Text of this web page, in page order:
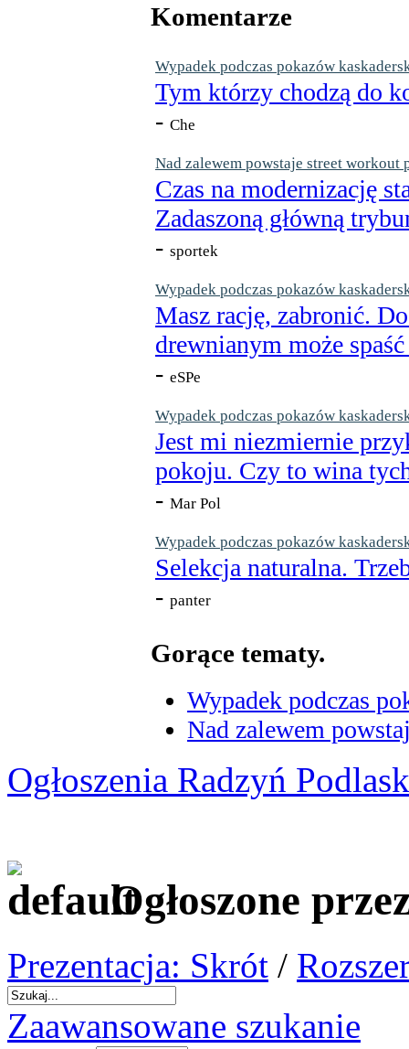
Komentarze
Wypadek podczas pokazów
Tym którzy chodzą do
- Che
Nad zalewem powstaje street workout
Czas na modernizację
Zadaszoną główną
- sportek
Wypadek podczas pokazów
Masz rację, zabronić.
drewnianym może
- eSPe
Wypadek podczas pokazów
Jest mi niezmiernie
pokoju. Czy to wina
- Mar Pol
Wypadek podczas pokazów
Selekcja naturalna.
- panter
Gorące tematy.
Wypadek podczas
Nad zalewem
Ogłoszenia Radzyń
Ogłoszone
Prezentacja: Skrót /
Zaawansowane szukanie